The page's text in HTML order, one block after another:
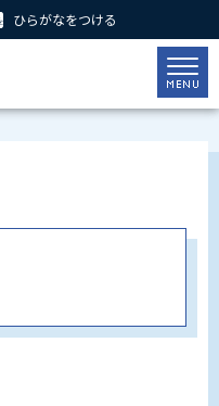
ひらがなをつける